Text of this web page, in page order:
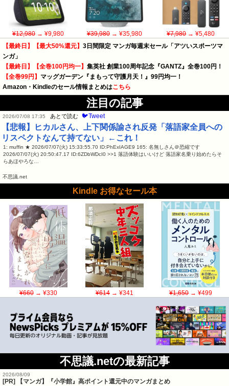
¥12,980→ ¥9,980 ¥39,980→ ¥35,980 ¥7,980→ ¥5,480
【最終日】【最大50%還元】 3日間限定 マンガ毎週末セール「アツいスポーツマ
ンガ」
【最終日】【全巻100円均一】 集英社 創業100周年記念『GANTZ』全巻100円！
【全巻99円】 マッグガーデン『まもって守護月天！』99円均一！
Amazon・Kindleのセール情報まとめはこちら
注目の記事
2026/07/08 17:35 あとで読む 🐦Tweet
【悲報】ヒカルさん、上下関係諭され反発「落語家全員への
リスペクトなんて持てない」←これ！
1: muffin ★ 2026/07/07(火) 15:33:55.70 ID:PhExIAGE9 165: 名無しさん＠恐縮です
2026/07/07(火) 20:50:47.17 ID:6ZDbWDcI0 >>1 落語体験はいいけど 落語家名乗り始めたらそ
らあほやろな…
不思議.net
Kindle お得なセール本
¥660→ ¥330 ¥614→ ¥341 ¥1,650→ ¥499
不思議.netの最新記事
2026/08/09
[PR] 【マンガ】『小学館』高ポイント還元中のマンガまとめ